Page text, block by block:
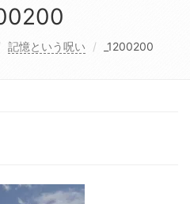
記憶という呪い _1200200